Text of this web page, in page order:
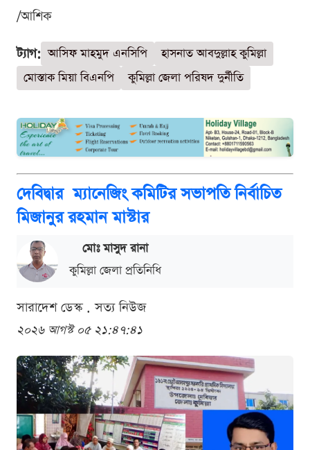
/আশিক
ট্যাগ: আসিফ মাহমুদ এনসিপি
হাসনাত আবদুল্লাহ কুমিল্লা
মোস্তাক মিয়া বিএনপি
কুমিল্লা জেলা পরিষদ দুর্নীতি
দেবিদ্বার ম্যানেজিং কমিটির সভাপতি নির্বাচিত
মিজানুর রহমান মাস্টার
মোঃ মাসুদ রানা
কুমিল্লা জেলা প্রতিনিধি
সারাদেশ ডেস্ক . সত্য নিউজ
২০২৬ আগস্ট ০৫ ২১:৪৭:৪১